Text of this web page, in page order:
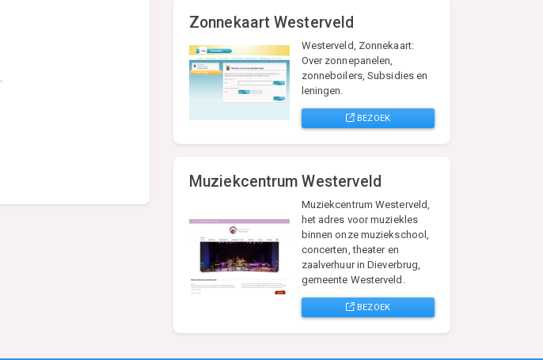
Zonnekaart Westerveld
Westerveld, Zonnekaart:
Over zonnepanelen,
zonneboilers, Subsidies en
leningen.
BEZOEK
Muziekcentrum Westerveld
Muziekcentrum Westerveld,
het adres voor muziekles
binnen onze muziekschool,
concerten, theater en
zaalverhuur in Dieverbrug,
gemeente Westerveld.
BEZOEK